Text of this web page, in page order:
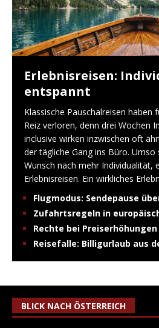
Erlebnisreisen:
entspannt
Klassische Pauschalreisen haben
Reiz verloren, denn drei Wochen
inclusive wirken inzwischen oft
der tägliche Gang ins Büro.
Wunsch nach mehr Individualität,
Erlebnisreisen. Ein wirkliches
Flugmodus: Sendepause
Zufahrtsregeln in
Rechte bei
Reisefalle: Billigurlaub aus
BLICK NACH ÖSTERREICH